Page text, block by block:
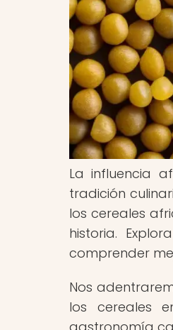
La influencia
tradición
los cereales
historia.
comprender
Nos
los cereales